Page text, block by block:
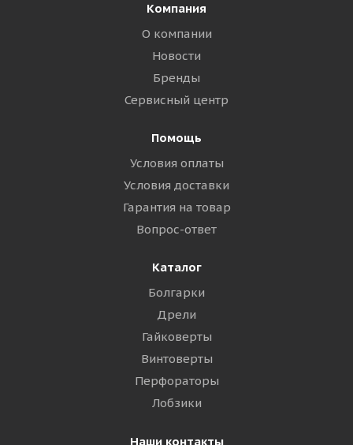
Компания
О компании
Новости
Бренды
Сервисный центр
Помощь
Условия оплаты
Условия доставки
Гарантия на товар
Вопрос-ответ
Каталог
Болгарки
Дрели
Гайковерты
Винтоверты
Перфораторы
Лобзики
Наши контакты